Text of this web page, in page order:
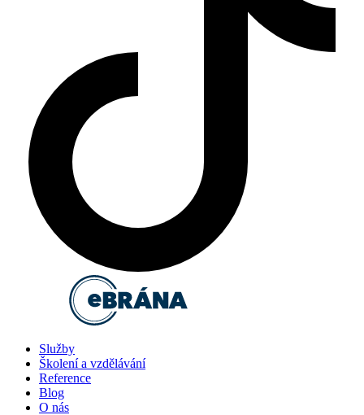
Služby
Školení a vzdělávání
Reference
Blog
O nás